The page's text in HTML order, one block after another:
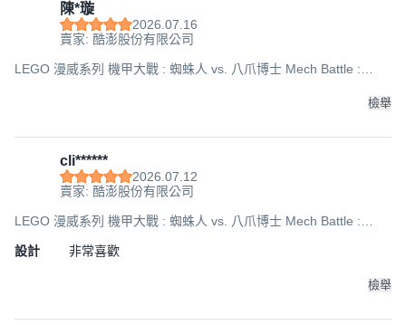
陳*璇
2026.07.16
賣家: 酷澎股份有限公司
LEGO 漫威系列 機甲大戰 : 蜘蛛人 vs. 八爪博士 Mech Battle :
檢舉
cli******
2026.07.12
賣家: 酷澎股份有限公司
LEGO 漫威系列 機甲大戰 : 蜘蛛人 vs. 八爪博士 Mech Battle :
設計
非常喜歡
檢舉